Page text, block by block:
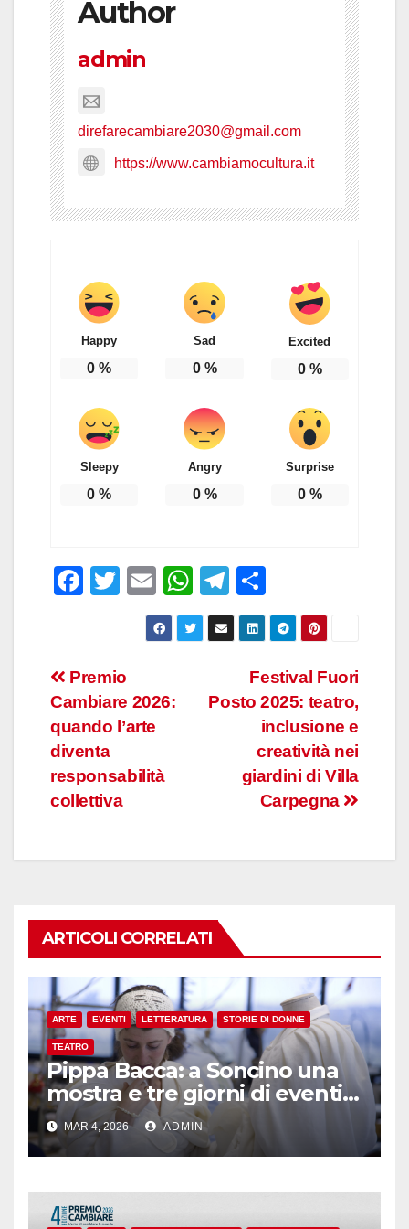
Author
admin
direfarecambiare2030@gmail.com
https://www.cambiamocultura.it
Happy
0 %
Sad
0%
Excited
0%
Sleepy
0 %
Angry
0%
Surprise
0%
F
e
b
o
o
k
T
wi
er
E
m
ail
W
h
at
A
T
el
e
gr
a
o
n
di
vi
di
Festival Fuori
Posto 2025: teatro,
inclusione e
creatività nei
giardini di Villa
Carpegna
Premio
Cambiare 2026:
quando l’arte
diventa
responsabilità
collettiva
ARTICOLI CORRELATI
ARTE EVENTI LETTERATURA STORIE DI DONNE
TEATRO
Pippa Bacca: a Soncino una
mostra e tre giorni di eventi
per ricordare l’artista
MAR 4, 2026 ADMIN